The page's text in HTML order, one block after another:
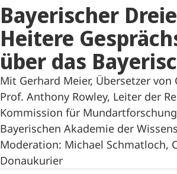
Bayerischer
Heitere
über das
Mit Gerhard Meier, Übersetzer von
Prof. Anthony Rowley, Leiter der
Kommission für
Bayerischen Akademie der
Moderation: Michael Schmatloch,
Donaukurier